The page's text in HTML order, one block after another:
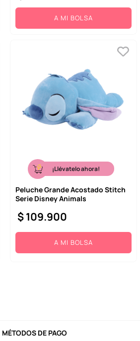
A MI BOLSA
¡Llévatelo ahora!
Peluche Grande Acostado Stitch
Serie Disney Animals
$109.900
A MI BOLSA
MÉTODOS DE PAGO